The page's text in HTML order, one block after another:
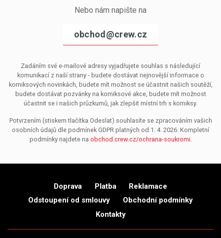
Nebo nám napište na
obchod@crew.cz
Zadáním své e-mailové adresy vyjadřujete souhlas s následující
komunikací z naší strany - budete dostávat nejnovější informace o
komiksových novinkách, budete mít možnost se účastnit našich soutěží,
budete dostávat pozvánky na komiksové akce, budete mít možnost
účastnit se i našich průzkumů, jak zlepšit místní trh s komiksy.
Potvrzením (stiskem tlačítka Odeslat) souhlasíte se zpracováním vašich
osobních údajů dle podmínek GDPR platných od 1. 4. 2026. Kompletní
podmínky najdete na obchod.crew.cz/ochrana-soukromi.
Doprava Platba
Reklamace
Odstoupení od smlouvy
Obchodní podmínky
Kontakty